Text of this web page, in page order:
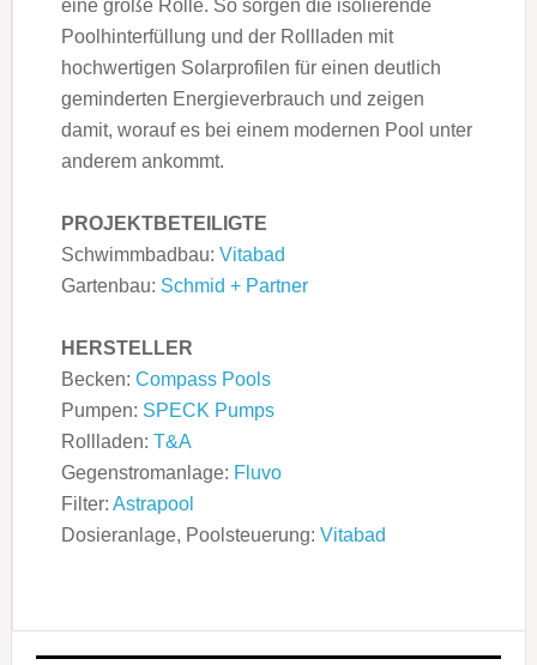
eine große Rolle. So sorgen die isolierende
Poolhinterfüllung und der Rollladen mit
hochwertigen Solarprofilen für einen deutlich
geminderten Energieverbrauch und zeigen
damit, worauf es bei einem modernen Pool unter
anderem ankommt.
PROJEKTBETEILIGTE
Schwimmbadbau: Vitabad
Gartenbau: Schmid + Partner
HERSTELLER
Becken: Compass Pools
Pumpen: SPECK Pumps
Rollladen: T&A
Gegenstromanlage: Fluvo
Filter: Astrapool
Dosieranlage, Poolsteuerung: Vitabad